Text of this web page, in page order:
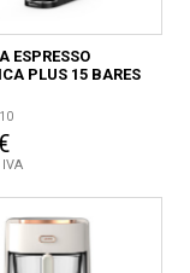
ESPRESSO
PLUS 15 BARES